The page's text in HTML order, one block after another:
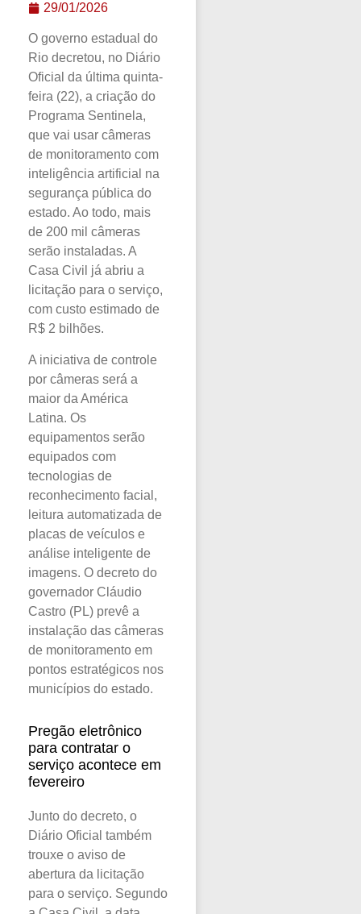
29/01/2026
O governo estadual do
Rio decretou, no Diário
Oficial da última quinta-
feira (22), a criação do
Programa Sentinela,
que vai usar câmeras
de monitoramento com
inteligência artificial na
segurança pública do
estado. Ao todo, mais
de 200 mil câmeras
serão instaladas. A
Casa Civil já abriu a
licitação para o serviço,
com custo estimado de
R$ 2 bilhões.
A iniciativa de controle
por câmeras será a
maior da América
Latina. Os
equipamentos serão
equipados com
tecnologias de
reconhecimento facial,
leitura automatizada de
placas de veículos e
análise inteligente de
imagens. O decreto do
governador Cláudio
Castro (PL) prevê a
instalação das câmeras
de monitoramento em
pontos estratégicos nos
municípios do estado.
Pregão eletrônico
para contratar o
serviço acontece em
fevereiro
Junto do decreto, o
Diário Oficial também
trouxe o aviso de
abertura da licitação
para o serviço. Segundo